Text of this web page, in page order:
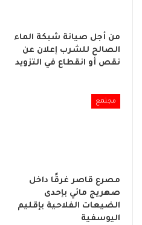
من أجل صيانة شبكة الماء
الصالح للشرب إعلان عن
نقص أو انقطاع في التزويد
مجتمع
مصرع قاصر غرقًا داخل
صهريج مائي بإحدى
الضيعات الفلاحية بإقليم
اليوسفية